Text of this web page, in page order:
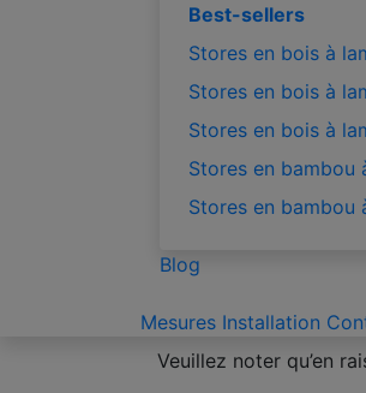
Best-sellers
Stores en bois à
Stores en bois à
Stores en bois à
Stores en bambou
Stores en bambou
Blog
Mesures Installation
Veuillez noter qu’en